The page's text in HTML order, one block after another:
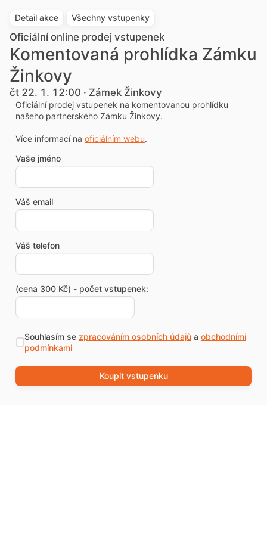
Detail akce Všechny vstupenky
Oficiální online prodej vstupenek
Komentovaná prohlídka Zámku
Žinkovy
čt 22. 1. 12:00 · Zámek Žinkovy
Oficiální prodej vstupenek na komentovanou prohlídku
našeho partnerského Zámku Žinkovy.
Více informací na oficiálním webu.
Vaše jméno
Váš email
Váš telefon
(cena 300 Kč) - počet vstupenek:
Souhlasím se zpracováním osobních údajůa obchodními
podmínkami
Koupit vstupenku